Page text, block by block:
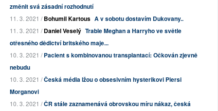
změnit svá zásadní rozhodnutí
11. 3. 2021 /Bohumil Kartous A v sobotu dostavím Dukovany..
11. 3. 2021 /Daniel Veselý Trable Meghan a Harryho ve světle
otřesného dědictví britského maje...
10. 3. 2021 /Pacient s kombinovanou transplantací: Očkován zjevně
nebudu
10. 3. 2021 /Česká média lžou o obsesivním hysterikovi Piersi
Morganovi
10. 3. 2021 /ČR stále zaznamenává obrovskou míru nákaz, česká